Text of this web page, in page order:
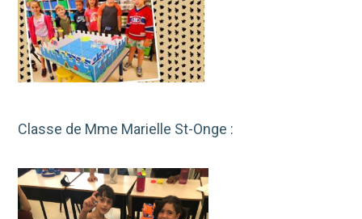
Classe de Mme Marielle St-Onge :